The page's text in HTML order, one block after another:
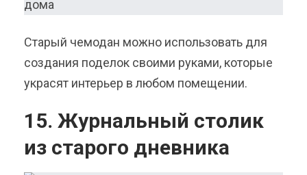
Старый чемодан можно использовать для
создания поделок своими руками, которые
украсят интерьер в любом помещении.
15. Журнальный столик
из старого дневника